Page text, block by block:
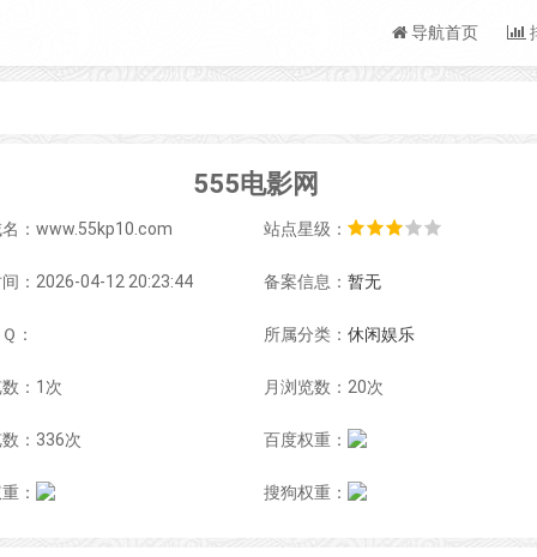
导航首页
555电影网
：www.55kp10.com 站点星级：
：2026-04-12 20:23:44 备案信息： 暂无
： 所属分类： 休闲娱乐
：1次 月浏览数：20次
：336次 百度权重：
： 搜狗权重：